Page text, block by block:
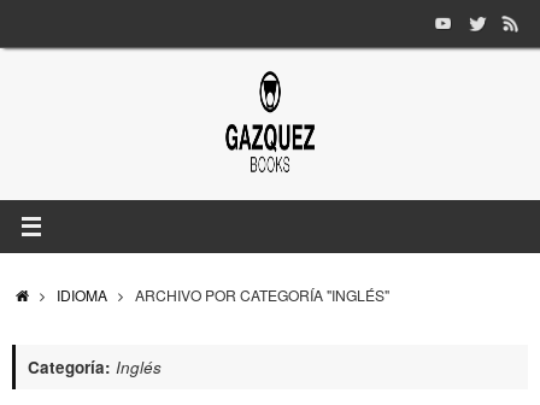
INICIOIDIOMA ARCHIVO POR CATEGORÍA "INGLÉS"
Categoría: Inglés